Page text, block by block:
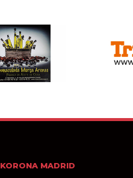
KORONA MADRID